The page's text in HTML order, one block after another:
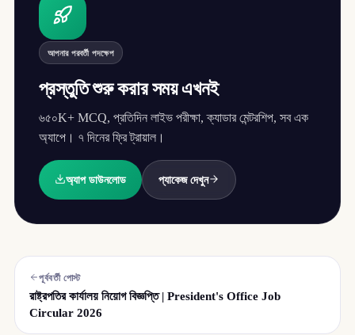
আপনার পরবর্তী পদক্ষেপ
প্রস্তুতি শুরু করার সময় এখনই
৬৫০K+ MCQ, প্রতিদিন লাইভ পরীক্ষা, ক্যাডার মেন্টরশিপ, সব এক
অ্যাপে। ৭ দিনের ফ্রি ট্রায়াল।
অ্যাপ ডাউনলোড প্যাকেজ দেখুন
পূর্ববর্তী পোস্ট
রাষ্ট্রপতির কার্যালয় নিয়োগ বিজ্ঞপ্তি | President's Office Job
Circular 2026